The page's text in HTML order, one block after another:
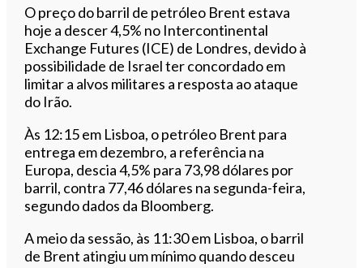
Ouvir este artigo
O preço do barril de petróleo Brent estava
hoje a descer 4,5% no Intercontinental
Exchange Futures (ICE) de Londres, devido à
possibilidade de Israel ter concordado em
limitar a alvos militares a resposta ao ataque
do Irão.
Às 12:15 em Lisboa, o petróleo Brent para
entrega em dezembro, a referência na
Europa, descia 4,5% para 73,98 dólares por
barril, contra 77,46 dólares na segunda-feira,
segundo dados da Bloomberg.
A meio da sessão, às 11:30 em Lisboa, o barril
de Brent atingiu um mínimo quando desceu